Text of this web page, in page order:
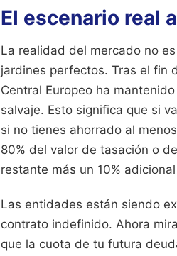
El escenario real
La realidad del mercado no
jardines perfectos. Tras el fin
Central Europeo ha
salvaje. Esto significa que si
si no tienes ahorrado al
80% del valor de tasación o
restante más un 10%
Las entidades están siendo
contrato indefinido. Ahora
que la cuota de tu futura